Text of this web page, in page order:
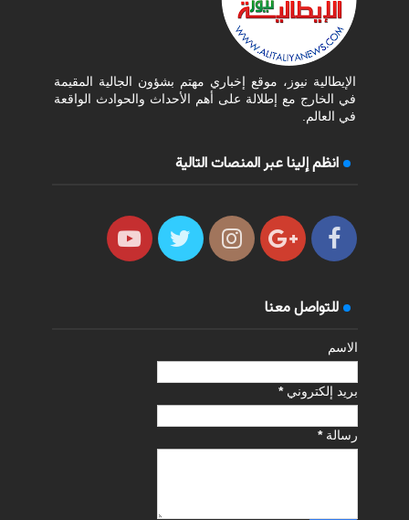
الإيطالية نيوز، موقع إخباري مهتم بشؤون الجالية المقيمة
في الخارج مع إطلالة على أهم الأحداث والحوادث الواقعة
في العالم.
انظم إلينا عبر المنصات التالية
للتواصل معنا
الاسم
بريد إلكتروني*
رسالة*